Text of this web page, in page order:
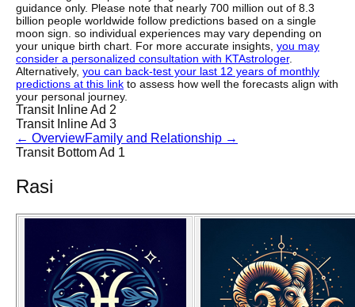
guidance only. Please note that nearly 700 million out of 8.3
billion people worldwide follow predictions based on a single
moon sign. so individual experiences may vary depending on
your unique birth chart. For more accurate insights, you may
consider a personalized consultation with KTAstrologer.
Alternatively, you can back-test your last 12 years of monthly
predictions at this link to assess how well the forecasts align with
your personal journey.
Transit Inline Ad 2
Transit Inline Ad 3
← OverviewFamily and Relationship →
Transit Bottom Ad 1
Rasi